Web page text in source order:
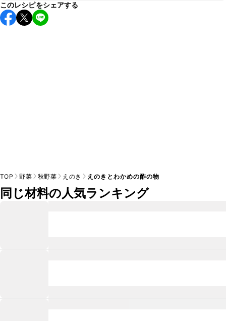
保存期間は冷蔵で当日中が目安です。なるべくお早めにお召
し上がりください。
このレシピをシェアする
TOP 野菜 秋野菜 えのき えのきとわかめの酢の物
同じ材料の人気ランキング